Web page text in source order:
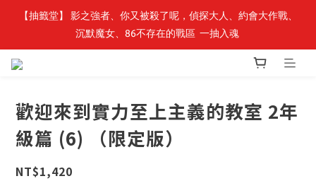
最新開賣🔥「全知讀者視角」 周邊商品
【抽籤堂】 影之強者、你又被殺了呢，偵探大人、約會大作戰、
沉默魔女、86不存在的戰區  一抽入魂
歡迎來到實力至上主義的教室 2年
級篇 (6) （限定版）
NT$1,420